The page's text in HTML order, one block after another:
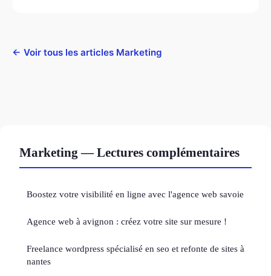
← Voir tous les articles Marketing
Marketing — Lectures complémentaires
Boostez votre visibilité en ligne avec l'agence web savoie
Agence web à avignon : créez votre site sur mesure !
Freelance wordpress spécialisé en seo et refonte de sites à
nantes